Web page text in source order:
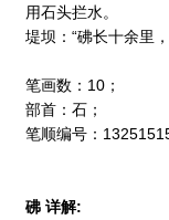
用石头拦水。
堤坝：“砩长十余里
笔画数：10；
部首：石；
笔顺编号：
砩 详解: